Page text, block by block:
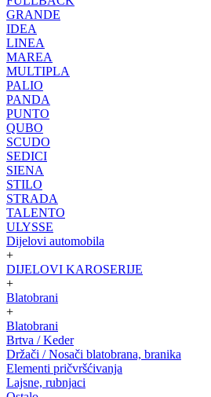
GRANDE
IDEA
LINEA
MAREA
MULTIPLA
PALIO
PANDA
PUNTO
QUBO
SCUDO
SEDICI
SIENA
STILO
STRADA
TALENTO
ULYSSE
Dijelovi automobila
+
DIJELOVI KAROSERIJE
+
Blatobrani
+
Blatobrani
Brtva / Keder
Držači / Nosači blatobrana, branika
Elementi pričvršćivanja
Lajsne, rubnjaci